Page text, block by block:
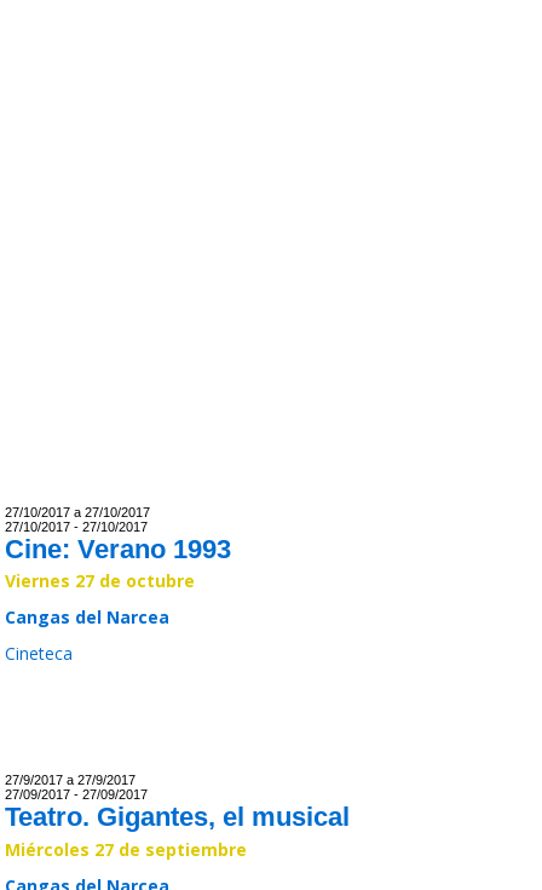
27/10/2017 a 27/10/2017
27/10/2017 - 27/10/2017
Cine: Verano 1993
Viernes 27 de octubre
Cangas del Narcea
Cineteca
27/9/2017 a 27/9/2017
27/09/2017 - 27/09/2017
Teatro. Gigantes, el musical
Miércoles 27 de septiembre